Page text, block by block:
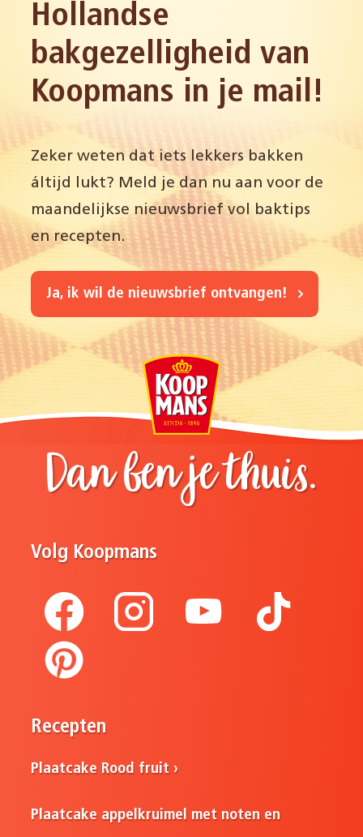
Hollandse
bakgezelligheid van
Koopmans in je mail!
Zeker weten dat iets lekkers bakken
áltijd lukt? Meld je dan nu aan voor de
maandelijkse nieuwsbrief vol baktips
en recepten.
Ja, ik wil de nieuwsbrief ontvangen!
Dan ben je thuis.
Volg Koopmans
Recepten
Plaatcake Rood fruit
Plaatcake appelkruimel met noten en